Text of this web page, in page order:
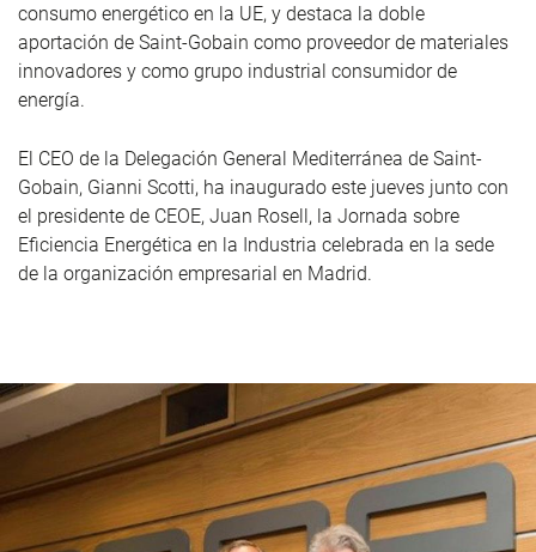
consumo energético en la UE, y destaca la doble
aportación de Saint-Gobain como proveedor de materiales
innovadores y como grupo industrial consumidor de
energía.
El CEO de la Delegación General Mediterránea de Saint-
Gobain, Gianni Scotti, ha inaugurado este jueves junto con
el presidente de CEOE, Juan Rosell, la Jornada sobre
Eficiencia Energética en la Industria celebrada en la sede
de la organización empresarial en Madrid.